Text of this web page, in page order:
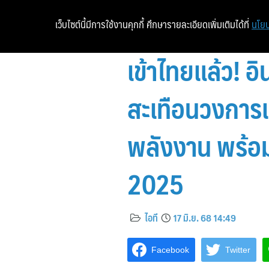
เข้าไทยแล้ว!
สะเทือนวงกา
พลังงาน พร้อ
2025
ไอที 17 มิ.ย. 68 14:49
Facebook Twitter
เว็บไซต์นี้มีการใช้งานคุกกี้ ศึกษารายละเอียดเพิ่มเติมได้ที่ นโย